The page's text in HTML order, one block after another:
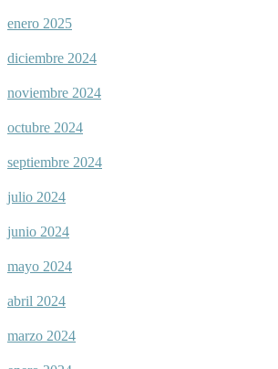
enero 2025
diciembre 2024
noviembre 2024
octubre 2024
septiembre 2024
julio 2024
junio 2024
mayo 2024
abril 2024
marzo 2024